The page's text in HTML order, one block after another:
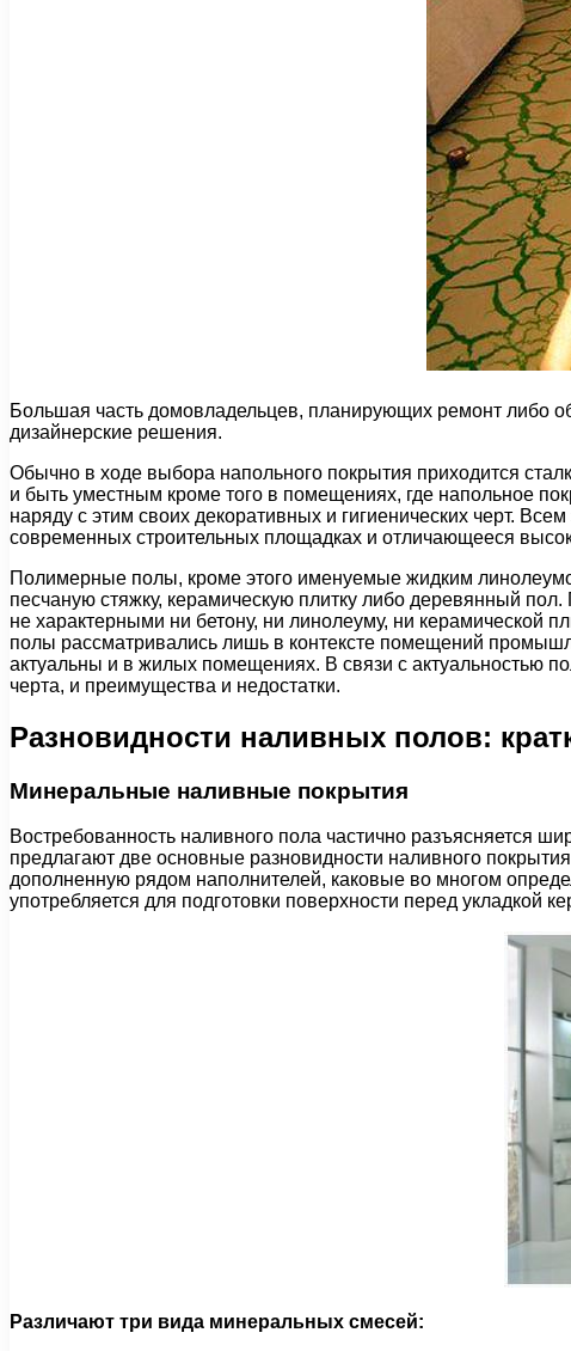
Большая часть домовладельцев, планирующих ремонт либо
дизайнерские решения.
Обычно в ходе выбора напольного покрытия приходится
и быть уместным кроме того в помещениях, где напольное
наряду с этим своих декоративных и гигиенических черт.
современных строительных площадках и отличающееся
Полимерные полы, кроме этого именуемые жидким
песчаную стяжку, керамическую плитку либо деревянный
не характерными ни бетону, ни линолеуму, ни керамической
полы рассматривались лишь в контексте помещений
актуальны и в жилых помещениях. В связи с актуальностью
черта, и преимущества и недостатки.
Разновидности наливных полов:
Минеральные наливные покрытия
Востребованность наливного пола частично разъясняется
предлагают две основные разновидности наливного
дополненную рядом наполнителей, каковые во многом
употребляется для подготовки поверхности перед укладкой
Различают три вида минеральных смесей: